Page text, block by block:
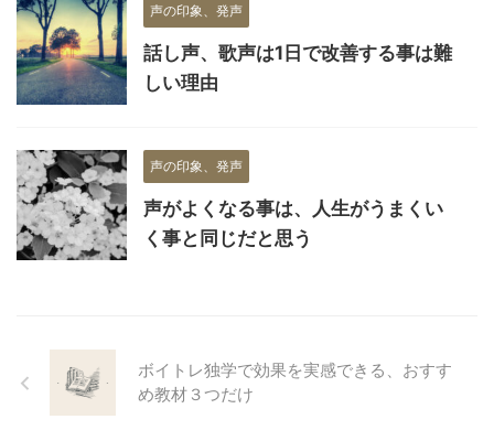
声の印象、発声
話し声、歌声は1日で改善する事は難
しい理由
声の印象、発声
声がよくなる事は、人生がうまくい
く事と同じだと思う
ボイトレ独学で効果を実感できる、おすす
め教材３つだけ